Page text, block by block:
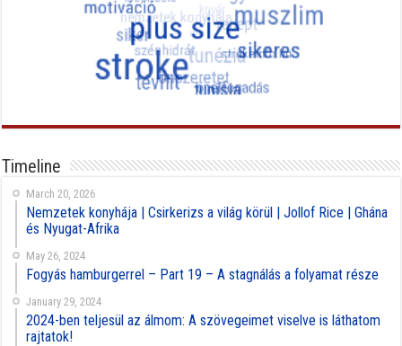
Timeline
March 20, 2026
Nemzetek konyhája | Csirkerizs a világ körül | Jollof Rice | Ghána
és Nyugat-Afrika
May 26, 2024
Fogyás hamburgerrel – Part 19 – A stagnálás a folyamat része
January 29, 2024
2024-ben teljesül az álmom: A szövegeimet viselve is láthatom
rajtatok!